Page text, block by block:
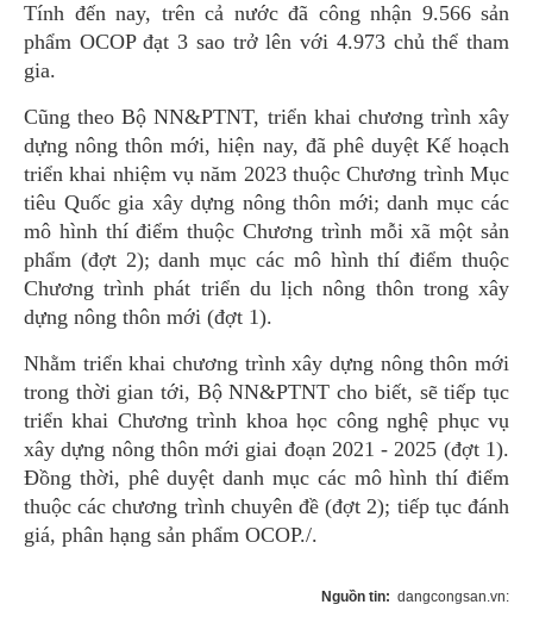
Tính đến nay, trên cả nước đã công nhận 9.566 sản
phẩm OCOP đạt 3 sao trở lên với 4.973 chủ thể tham
gia.
Cũng theo Bộ NN&PTNT, triển khai chương trình xây
dựng nông thôn mới, hiện nay, đã phê duyệt Kế hoạch
triển khai nhiệm vụ năm 2023 thuộc Chương trình Mục
tiêu Quốc gia xây dựng nông thôn mới; danh mục các
mô hình thí điểm thuộc Chương trình mỗi xã một sản
phẩm (đợt 2); danh mục các mô hình thí điểm thuộc
Chương trình phát triển du lịch nông thôn trong xây
dựng nông thôn mới (đợt 1).
Nhằm triển khai chương trình xây dựng nông thôn mới
trong thời gian tới, Bộ NN&PTNT cho biết, sẽ tiếp tục
triển khai Chương trình khoa học công nghệ phục vụ
xây dựng nông thôn mới giai đoạn 2021 - 2025 (đợt 1).
Đồng thời, phê duyệt danh mục các mô hình thí điểm
thuộc các chương trình chuyên đề (đợt 2); tiếp tục đánh
giá, phân hạng sản phẩm OCOP./.
Nguồn tin: dangcongsan.vn: